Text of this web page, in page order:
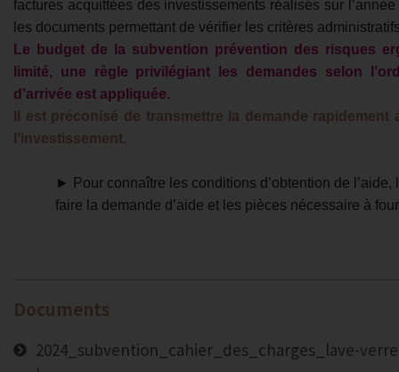
factures acquittées des investissements réalisés sur
les documents permettant de vérifier les critères
Le budget de la subvention prévention des risques
limité, une règle privilégiant les demandes selon
d’arrivée est appliquée.
Il est préconisé de transmettre la demande rapidement
l’investissement.
►
Pour connaître les conditions d’obtention de
faire la demande d’aide et les pièces nécessaire à
Documents
2024_subvention_cahier_des_charges_lave-